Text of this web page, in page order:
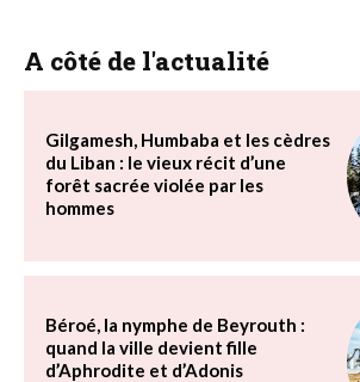
A côté de l'actualité
Gilgamesh, Humbaba et les cèdres
du Liban : le vieux récit d’une
forêt sacrée violée par les
hommes
Béroé, la nymphe de Beyrouth :
quand la ville devient fille
d’Aphrodite et d’Adonis